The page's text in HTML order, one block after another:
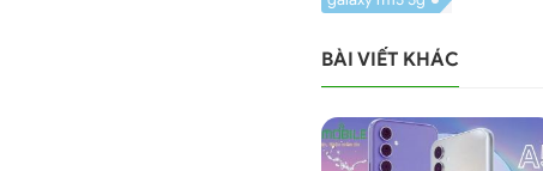
BÀI VIẾT KHÁC